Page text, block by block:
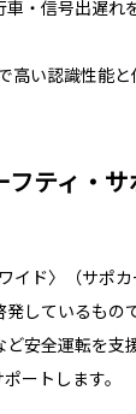
・信号出遅れ
高い認識性能と
ティ・
イド〉（サポ
しているもの
安全運転を支
ートします。